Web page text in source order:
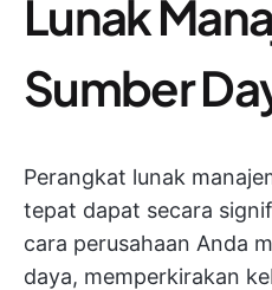
Lunak
Sumber
Perangkat lunak
tepat dapat secara
cara perusahaan Anda
daya, memperkirakan